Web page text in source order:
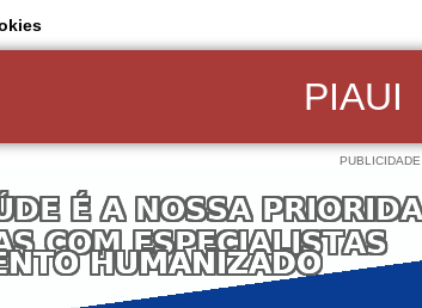
PIAUI
PUBLICIDADE